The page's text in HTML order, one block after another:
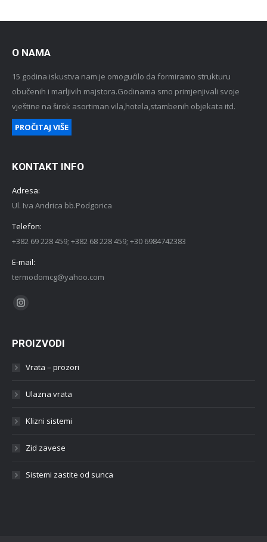
O NAMA
15 godina iskustva nam je omogućilo da formiramo strukturu
obučenih i marljivih majstora.Godinama smo primjenjivali svoje
vještine na širok asortiman vila,hotela,stambenih objekata itd.
PROČITAJ VIŠE
KONTAKT INFO
Adresa:
Ul. Iva Andrica bb.Podgorica
Telefon:
+382 69 228 459; +382 68 228 459; +30 6984742383
E-mail:
termodomcg@yahoo.com
Find us on:
Instagram
PROIZVODI
Vrata – prozori
Ulazna vrata
Klizni sistemi
Zid zavese
Sistemi zastite od sunca